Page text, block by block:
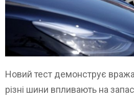
Новий тест демонструє
різні шини впливають на